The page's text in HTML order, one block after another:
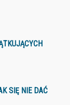
SIĘ NIE DAĆ